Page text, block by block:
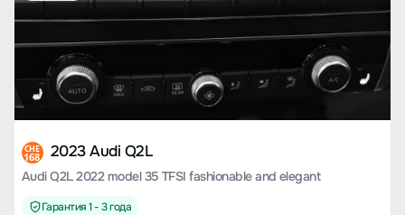
CHE
168 2023 Audi Q2L
Audi Q2L 2022 model 35 TFSI fashionable and elegant
Гарантия 1 - 3 года